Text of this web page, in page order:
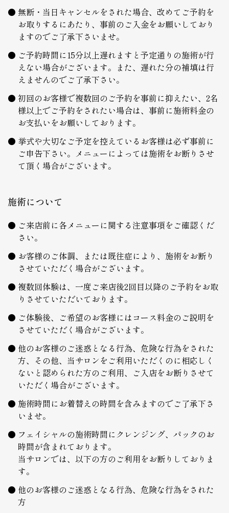
無断・当日キャンセルをされた場合、改めてご予約を
お取りするにあたり、事前のご入金をお願いしており
ますのでご了承下さいませ。
ご予約時間に15分以上遅れますと予定通りの施術が行
えない場合がございます。また、遅れた分の補填は行
えませんのでご了承下さい。
初回のお客様で複数回のご予約を事前に抑えたい、2名
様以上でご予約をされたい場合は、事前に施術料金の
お支払いをお願いしております。
挙式や大切なご予定を控えているお客様は必ず事前に
ご申告下さい。メニューによっては施術をお断りさせ
て頂く場合がございます。
施術について
ご来店前に各メニューに関する注意事項をご確認くだ
さい。
お客様のご体調、または既往症により、施術をお断り
させていただく場合がございます。
複数回体験は、一度ご来店後2回目以降のご予約をお取
りさせていただいております。
ご体験後、ご希望のお客様にはコース料金のご説明を
させていただく場合がございます。
他のお客様のご迷惑となる行為、危険な行為をされた
方、その他、当サロンをご利用いただくのに相応しく
ないと認められた方のご利用、ご入店をお断りさせて
いただく場合がございます。
施術時間にお着替えの時間を含みますのでご了承下さ
いませ。
フェイシャルの施術時間にクレンジング、パックのお
時間が含まれております。
当サロンでは、以下の方のご利用をお断りしておりま
す。
他のお客様のご迷惑となる行為、危険な行為をされた
方